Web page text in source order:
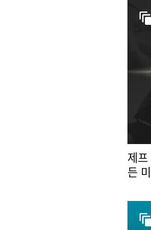
제
든